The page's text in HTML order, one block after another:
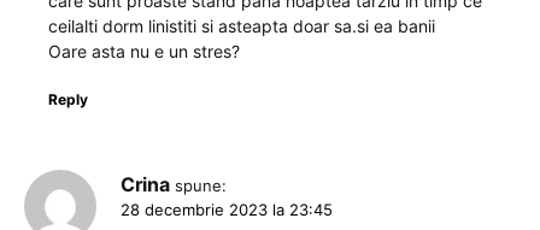
ceilalti dorm linistiti si asteapta doar sa.si ea banii
Oare asta nu e un stres?
Reply
Crina spune:
28 decembrie 2023 la 23:45